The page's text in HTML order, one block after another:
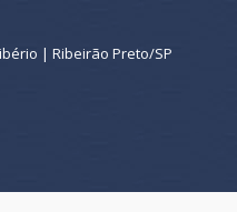
| Ribeirão Preto/SP